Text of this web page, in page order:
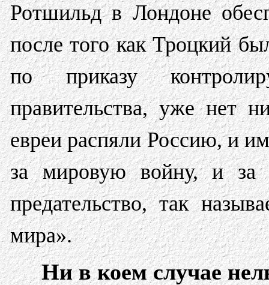
Ротшильд в Лондоне
после того как Троцкий
по приказу
правительства, уже нет
евреи распяли Россию, и
за мировую войну, и за
предательство, так
мира».
Ни в коем случае